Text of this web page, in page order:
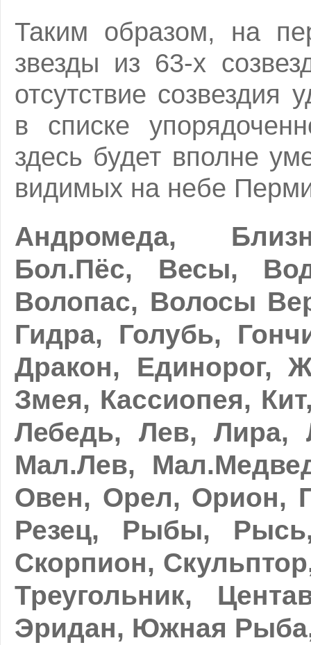
Таким образом, на
звезды из 63-х
отсутствие созвездия
в списке
здесь будет вполне
видимых на небе
Андромеда,
Бол.Пёс, Весы,
Волопас, Волосы
Гидра, Голубь,
Дракон, Единорог,
Змея, Кассиопея,
Лебедь, Лев, Лира,
Мал.Лев,
Овен, Орел, Орион,
Резец, Рыбы, Рысь,
Скорпион,
Треугольник,
Эридан, Южная